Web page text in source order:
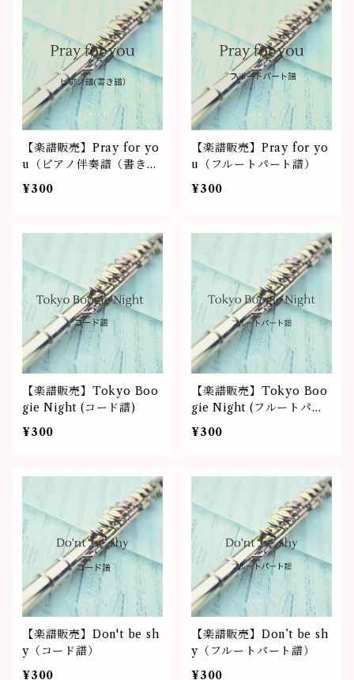
【楽譜販売】Pray for yo
u（ピアノ伴奏譜（書き
譜））
¥300
【楽譜販売】Pray for yo
u（フルートパート譜）
¥300
【楽譜販売】Tokyo Boo
gie Night (コード譜)
¥300
【楽譜販売】Tokyo Boo
gie Night (フルートパー
ト譜)
¥300
【楽譜販売】Don't be sh
y（コード譜）
¥300
【楽譜販売】Don’t be sh
y（フルートパート譜）
¥300